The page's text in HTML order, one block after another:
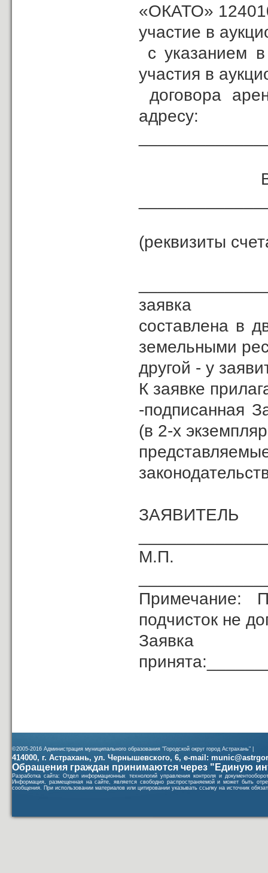
«ОКАТО»
участие в
с указанием
участия в
договора
адресу:
Возврат
(реквизиты
заявка
составлена в
земельными
другой - у
К заявке
-подписанная
(в 2-х
Примечание:
подчисток не
Заявка
©2005-2016 Администрация муниципального образования "Городской округ город Астрахань" |
414000, г. Астрахань, ул. Чернышевского, 6, e-mail:
Обращения граждан принимаются через "Единую
Разработка сайта: Отдел информационных технологий управления контроля и
Информация, размещенная на сайте, является свободно распространяемой и может быть
сообщения. При использовании материалов или цитировании указывать ссылку на источник